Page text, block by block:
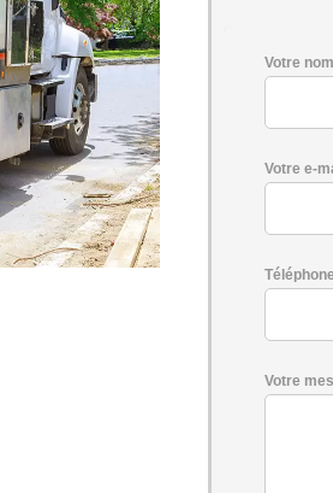
Votre nom
Votre e-
Téléphone
Votre